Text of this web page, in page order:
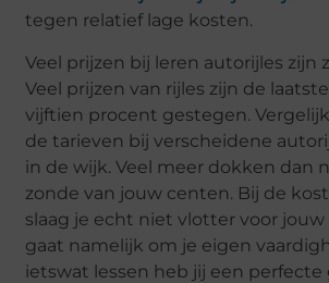
tegen relatief lage kosten.
Veel prijzen bij leren autorijles zijn
Veel prijzen van rijles zijn de
vijftien procent gestegen.
de tarieven bij verscheidene
in de wijk. Veel meer dokken dan
zonde van jouw centen. Bij de
slaag je echt niet vlotter voor jouw
gaat namelijk om je eigen
ietswat lessen heb jij een